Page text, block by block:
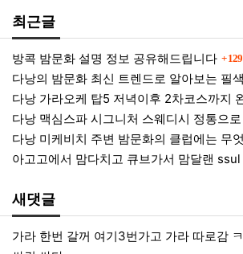
최근글
방콕 밤문화 설명 정보 공유해드립니다 댓글
129
아고고에서 맘다치고 큐브가서 맘달랜 ssul
새댓글